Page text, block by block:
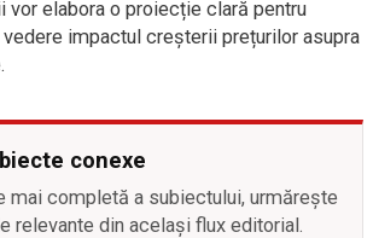
elabora o proiecție clară pentru
impactul creșterii prețurilor asupra
conexe
mai completă a subiectului, urmărește
relevante din același flux editorial.